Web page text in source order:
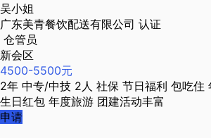
吴小姐
广东美青餐饮配送有限公司 认证
仓管员
新会区
4500-5500元
2年 中专/中技 2人 社保 节日福利 包吃住
生日红包 年度旅游 团建活动丰富
申请